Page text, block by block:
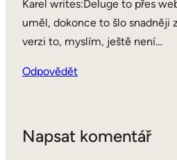
Karel writes:Deluge to přes
uměl, dokonce to šlo snadněji
verzi to, myslím, ještě není…
Odpovědět
Napsat komentář